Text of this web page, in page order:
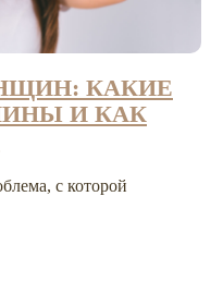
КАКИЕ
И КАК
с которой